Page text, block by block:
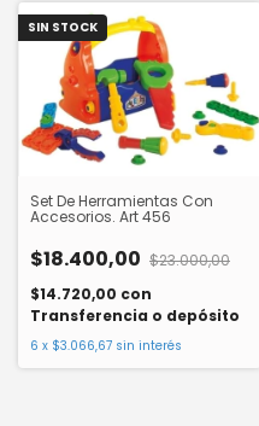
SIN STOCK
Set De Herramientas Con
Accesorios. Art 456
$18.400,00 $23.000,00
$14.720,00 con
Transferencia o depósito
6 x $3.066,67 sin interés